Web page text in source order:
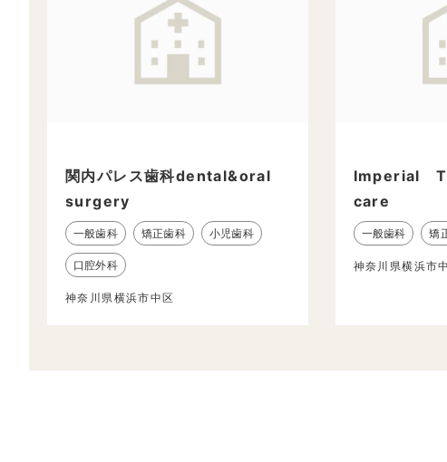
関内パレス歯科dental&oral
surgery
一般歯科 矯正歯科 小児歯科
口腔外科
神奈川県横浜市中区
Imperial
care
一般歯科 矯
神奈川県横浜市